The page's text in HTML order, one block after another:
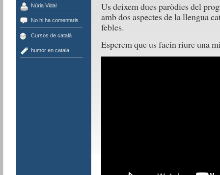
Núria Vidal
No hi ha comentaris
Cursos de català
humor en catala
Us deixem dues paròdies del
amb dos aspectes de la llengua
febles.
Esperem que us facin riure una